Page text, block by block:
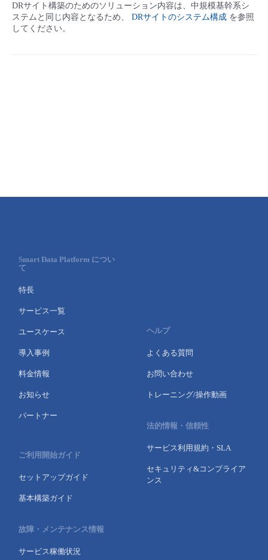
DRサイト構築のためのソリューション内容は、中規模基幹系シ
ステムと同じ内容となるため、 DRサイトのシステム構成 を参照
してください。
Smart Data Platform につい
て
特長
サービス一覧
ユースケース
導入事例
料金情報
お知らせ
パートナー
ご利用開始ガイド
セットアップガイド
基本構築ガイド
故障・メンテナンス情報
サービス稼働状況
ヘルプ
よくある質問
お問い合わせ
トレーニング/操作動画
法的情報・信頼性
サービス利用規約・SLA
セキュリティ&コンプライア
ンス